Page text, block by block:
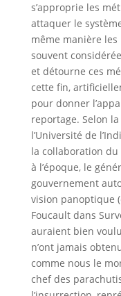
s’approprie les
attaquer le
même manière
souvent
et détourne ces
cette fin,
pour donner
reportage. Selon
l’Université de
la collaboration du
à l’époque, le
gouvernement
vision panoptique
Foucault dans
auraient bien
n’ont jamais
comme nous le
chef des